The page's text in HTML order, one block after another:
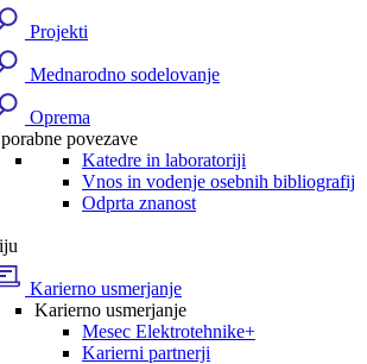
Projekti
Mednarodno sodelovanje
Oprema
povezave
Katedre in laboratoriji
Vnos in vodenje osebnih bibliografij
Odprta znanost
Karierno usmerjanje
Karierno usmerjanje
Mesec Elektrotehnike+
Karierni partnerji